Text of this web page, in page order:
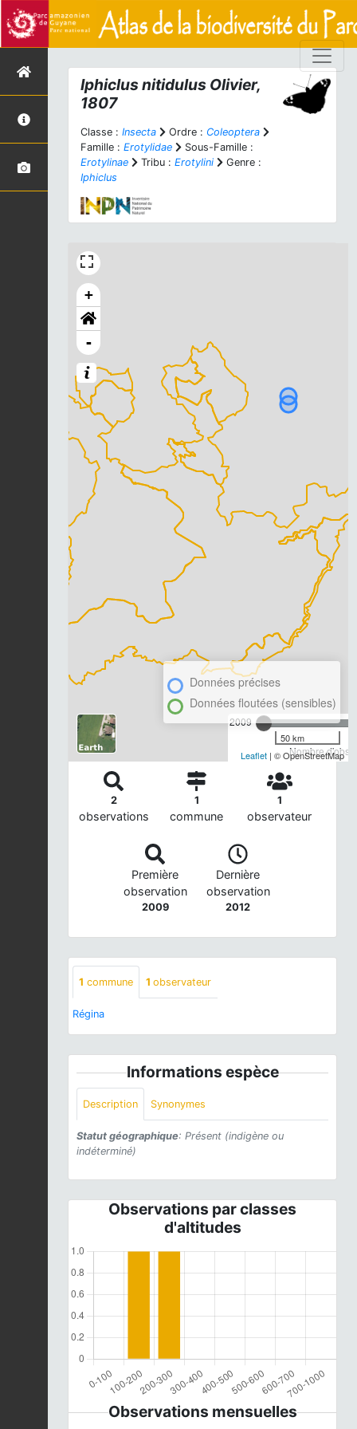
Iphiclus nitidulus Olivier,
1807
Classe : Insecta Ordre : Coleoptera
Famille : Erotylidae
Sous-Famille :
Erotylinae
Tribu : Erotylini
Genre :
Iphiclus
+
-
2009
Nombre
Données précises
Données floutées (sensibles)
50 km
Leaflet | © OpenStreetMap
2
observations
1
commune
1
observateur
Première
observation
2009
Dernière
observation
2012
1 commune 1 observateur
Régina
Informations espèce
Description Synonymes
Statut géographique: Présent (indigène ou
indéterminé)
Observations par classes
d'altitudes
Observations mensuelles